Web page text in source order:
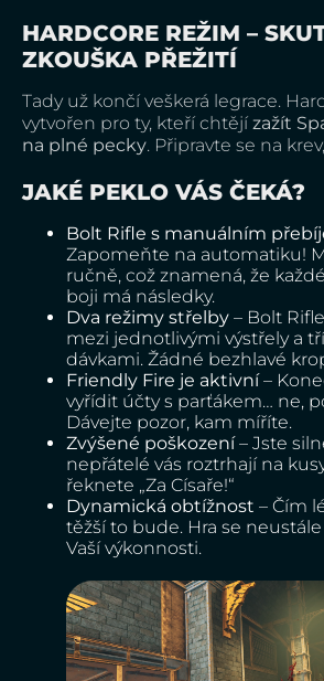
HARDCORE REŽIM –
ZKOUŠKA PŘEŽITÍ
Tady už končí veškerá legrace.
vytvořen pro ty, kteří chtějízažít
na plné pecky. Připravte se na
JAKÉ PEKLO VÁS ČEKÁ?
Bolt Rifle s manuálním
Zapomeňte na automatiku!
ručně, což znamená, že
boji má následky.
Dva režimy střelby – Bolt
mezi jednotlivými výstřely a
dávkami. Žádné bezhlavé
Friendly Fire je aktivní–
vyřídit účty s parťákem… ne,
Dávejte pozor, kam míříte.
Zvýšené poškození– Jste
nepřátelé vás roztrhají na
řeknete „Za Císaře!“
Dynamická obtížnost – Čím
těžší to bude. Hra se
Vaší výkonnosti.